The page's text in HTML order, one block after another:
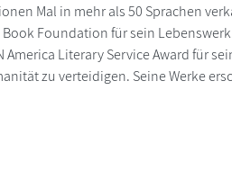
Mal in mehr als 50 Sprachen
Foundation für sein
America Literary Service Award für
zu verteidigen. Seine Werke